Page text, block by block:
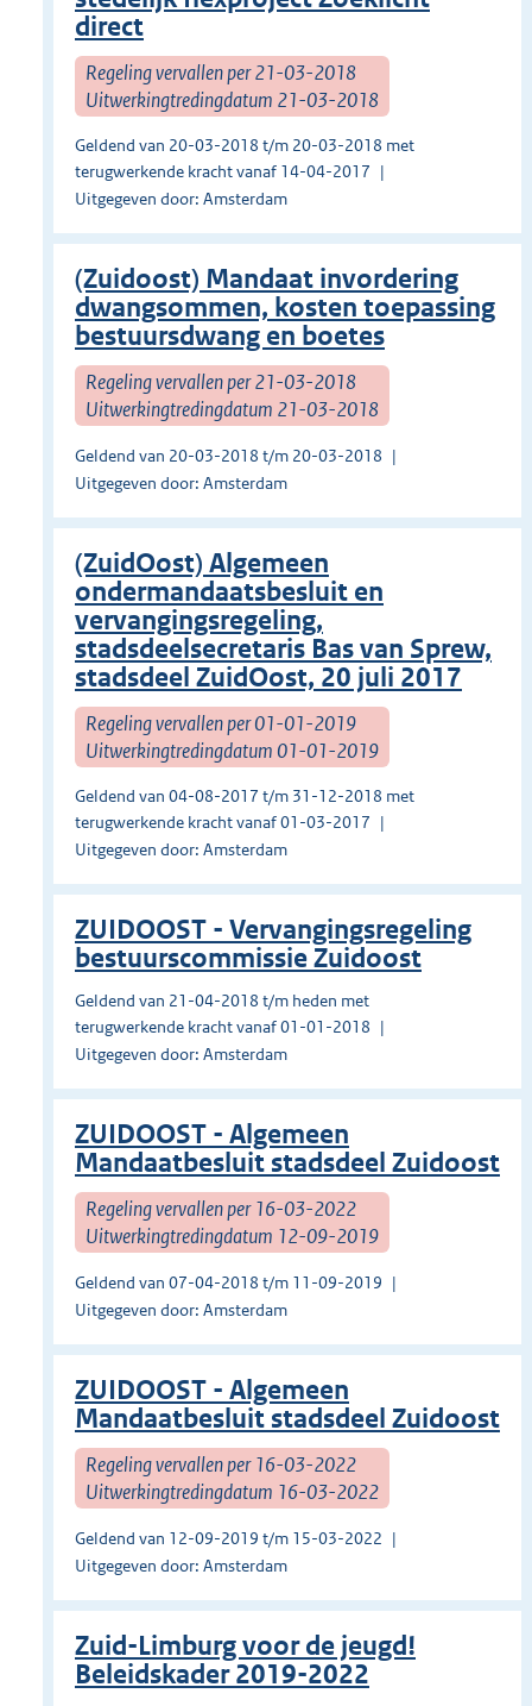
direct
Regeling vervallen per 21-03-2018
Uitwerkingtredingdatum 21-03-2018
Geldend van 20-03-2018 t/m 20-03-2018 met
terugwerkende kracht vanaf 14-04-2017
Uitgegeven door: Amsterdam
(Zuidoost) Mandaat invordering
dwangsommen, kosten toepassing
bestuursdwang en boetes
Regeling vervallen per 21-03-2018
Uitwerkingtredingdatum 21-03-2018
Geldend van 20-03-2018 t/m 20-03-2018
Uitgegeven door: Amsterdam
(ZuidOost) Algemeen
ondermandaatsbesluit en
vervangingsregeling,
stadsdeelsecretaris Bas van Sprew,
stadsdeel ZuidOost, 20 juli 2017
Regeling vervallen per 01-01-2019
Uitwerkingtredingdatum 01-01-2019
Geldend van 04-08-2017 t/m 31-12-2018 met
terugwerkende kracht vanaf 01-03-2017
Uitgegeven door: Amsterdam
ZUIDOOST - Vervangingsregeling
bestuurscommissie Zuidoost
Geldend van 21-04-2018 t/m heden met
terugwerkende kracht vanaf 01-01-2018
Uitgegeven door: Amsterdam
ZUIDOOST - Algemeen
Mandaatbesluit stadsdeel Zuidoost
Regeling vervallen per 16-03-2022
Uitwerkingtredingdatum 12-09-2019
Geldend van 07-04-2018 t/m 11-09-2019
Uitgegeven door: Amsterdam
ZUIDOOST - Algemeen
Mandaatbesluit stadsdeel Zuidoost
Regeling vervallen per 16-03-2022
Uitwerkingtredingdatum 16-03-2022
Geldend van 12-09-2019 t/m 15-03-2022
Uitgegeven door: Amsterdam
Zuid-Limburg voor de jeugd!
Beleidskader 2019-2022